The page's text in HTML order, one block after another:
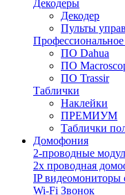
Декодеры
Декодер
Пульты
ПО Dahua
ПО
ПО Trassir
Таблички
Наклейки
ПРЕМИУМ
Таблички
Домофония
2-проводные
2х проводная
IP видеомониторы
Wi-Fi Звонок